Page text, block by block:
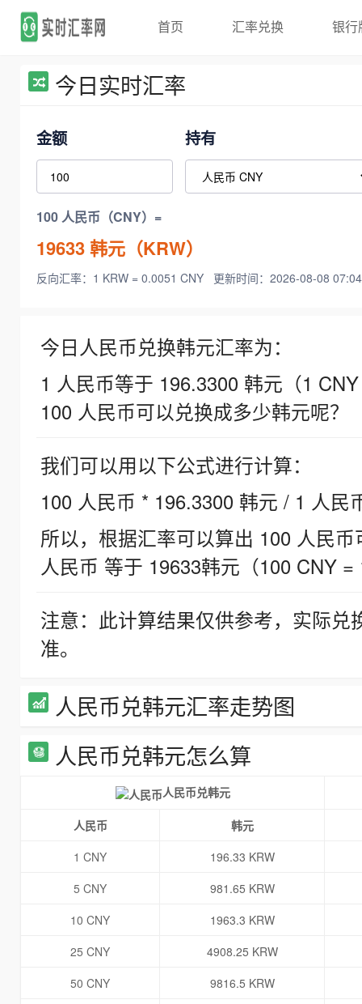
首页 汇率兑换 银行
今日实时汇率
金额 持有
100 人民币（CNY）=
19633韩元（KRW）
反向汇率：1 KRW = 0.0051 CNY 更新时间：2026-08-08
今日人民币兑换韩元汇率为：
1 人民币等于 196.3300 韩元（1
100 人民币可以兑换成多少韩元呢？
我们可以用以下公式进行计算：
100 人民币 * 196.3300 韩元 / 1 人民
所以，根据汇率可以算出 100 人民
人民币 等于 19633韩元（100 CNY =
注意：此计算结果仅供参考，实际
准。
人民币兑韩元汇率走势图
人民币兑韩元怎么算
人民币兑韩元
人民币
韩元
1 CNY
196.33 KRW
5 CNY
981.65 KRW
10 CNY
1963.3 KRW
25 CNY
4908.25 KRW
50 CNY
9816.5 KRW